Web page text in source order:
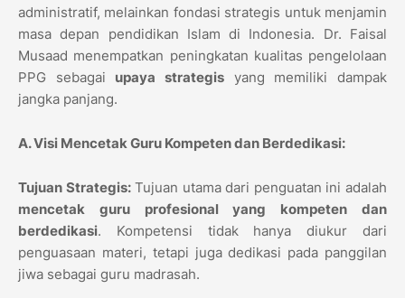
administratif, melainkan fondasi strategis untuk menjamin
masa depan pendidikan Islam di Indonesia. Dr. Faisal
Musaad menempatkan peningkatan kualitas pengelolaan
PPG sebagai upaya strategis yang memiliki dampak
jangka panjang.
A. Visi Mencetak Guru Kompeten dan Berdedikasi:
Tujuan Strategis:Tujuan utama dari penguatan ini adalah
mencetak guru profesional yang kompeten dan
berdedikasi. Kompetensi tidak hanya diukur dari
penguasaan materi, tetapi juga dedikasi pada panggilan
jiwa sebagai guru madrasah.